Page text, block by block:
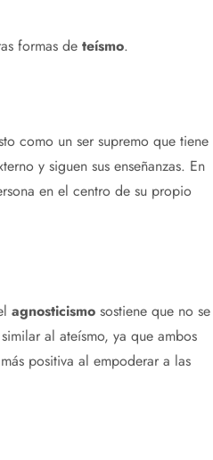
formas deteísmo.
como un ser supremo que tiene
y siguen sus enseñanzas. En
en el centro de su propio
agnosticismo sostiene que no se
al ateísmo, ya que ambos
positiva al empoderar a las